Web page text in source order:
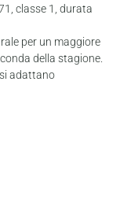
classe 1, durata
per un maggiore
della stagione.
adattano